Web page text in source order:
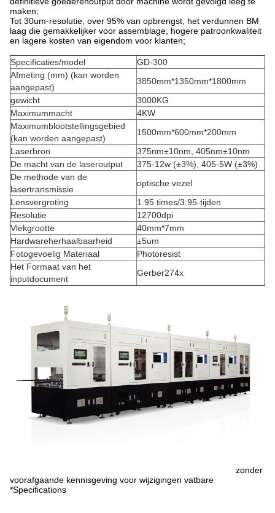
maken;
Tot 30um-resolutie, over 95% van opbrengst, het verdunnen BM
laag die gemakkelijker voor assemblage, hogere patroonkwaliteit
en lagere kosten van eigendom voor klanten;
Specificaties/model
GD-300
Afmeting (mm) (kan worden
aangepast)
3850mm*1350mm*1800mm
gewicht
3000KG
Maximummacht
4KW
Maximumblootstellingsgebied
(kan worden aangepast)
1500mm*600mm*200mm
Laserbron
375nm±10nm, 405nm±10nm
De macht van de laseroutput
375-12w (±3%), 405-5W (±3%)
De methode van de
lasertransmissie
optische vezel
Lensvergroting
1.95 times/3.95-tijden
Resolutie
12700dpi
Vlekgrootte
40mm*7mm
Hardwareherhaalbaarheid
±5um
Fotogevoelig Materiaal
Photoresist
Het Formaat van het
inputdocument
Gerber274x
zonder
voorafgaande kennisgeving voor wijzigingen vatbare
*Specifications